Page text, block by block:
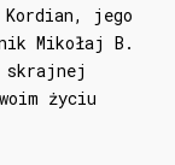
Kordian, jego
Mikołaj B.
skrajnej
życiu